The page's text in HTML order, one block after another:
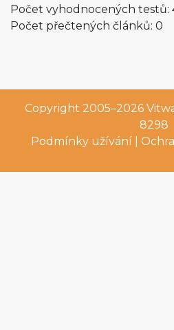
Počet vyhodnocených testů:
Počet přečtených článků: 0
Copyright 2005–2026
8298
Podmínky užívání